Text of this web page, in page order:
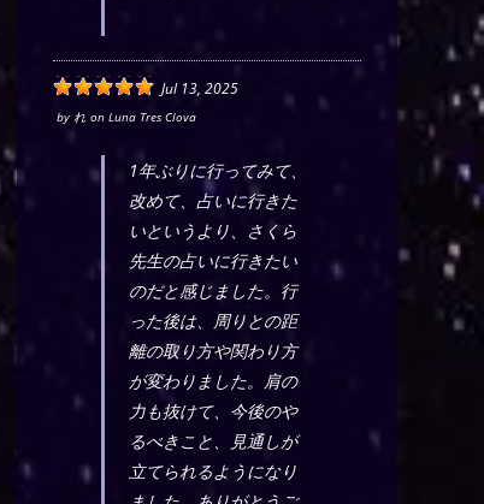
Jul 13, 2025
by れ on Luna Tres Clova
1年ぶりに行ってみて、
改めて、占いに行きた
いというより、さくら
先生の占いに行きたい
のだと感じました。行
った後は、周りとの距
離の取り方や関わり方
が変わりました。肩の
力も抜けて、今後のや
るべきこと、見通しが
立てられるようになり